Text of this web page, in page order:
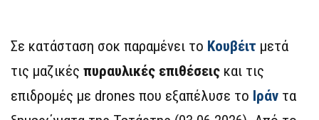
Σε κατάσταση σοκ παραμένει το Κουβέιτ μετά
τις μαζικές πυραυλικές επιθέσεις και τις
επιδρομές με drones που εξαπέλυσε το Ιράν τα